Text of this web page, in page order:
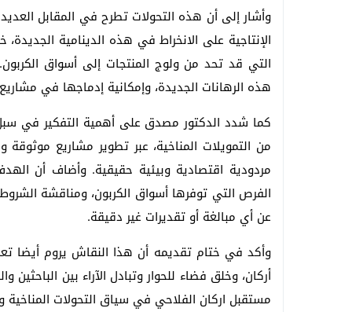
وأشار إلى أن هذه التحولات تطرح في المقابل
الإنتاجية على الانخراط في هذه الدينامية
التي قد تحد من ولوج المنتجات إلى أسواق
هذه الرهانات الجديدة، وإمكانية إدماجها في
كما شدد الدكتور مصدق على أهمية التفكير في
من التمويلات المناخية، عبر تطوير مشاريع
مردودية اقتصادية وبيئية حقيقية. وأضاف أن
الفرص التي توفرها أسواق الكربون، ومناقشة
عن أي مبالغة أو تقديرات غير دقيقة.
وأكد في ختام تقديمه أن هذا النقاش يروم أيضا
أركان، وخلق فضاء للحوار وتبادل الآراء بين
مستقبل اركان الفلاحي في سياق التحولات المناخية